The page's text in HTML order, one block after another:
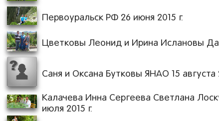
Первоуральск РФ 26 июня 2015 г.
Цветковы Леонид и Ирина Ислановы
Саня и Оксана Бутковы ЯНАО 15 августа
Калачева Инна Сергеева Светлана
июля 2015 г.